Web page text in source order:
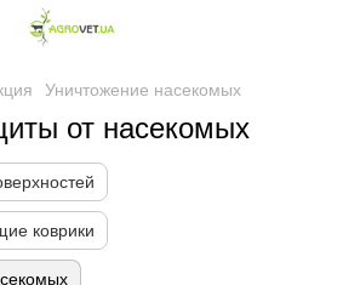
Уничтожение насекомых
от насекомых
коврики